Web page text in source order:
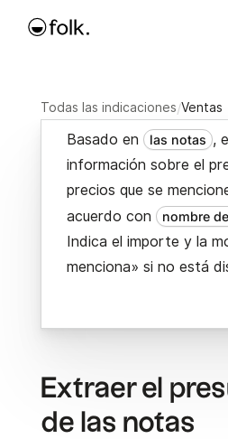
Todas las indicaciones/Ventas
Basado en las notas ,
información sobre el
precios que se
acuerdo con nombre
Indica el importe y la
menciona» si no está
Extraer el
de las notas